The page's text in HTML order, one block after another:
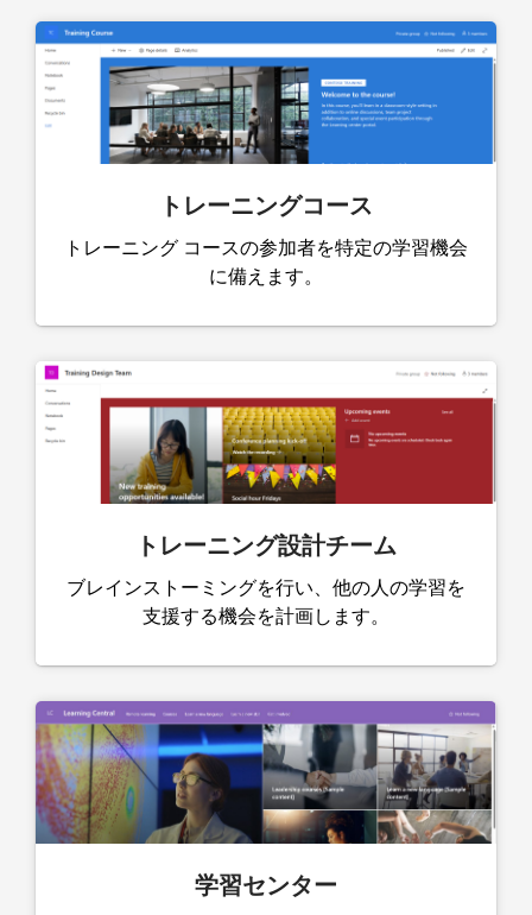
トレーニングコース
トレーニング コースの参加者を特定の学習機会
に備えます。
トレーニング設計チーム
ブレインストーミングを行い、他の人の学習を
支援する機会を計画します。
学習センター